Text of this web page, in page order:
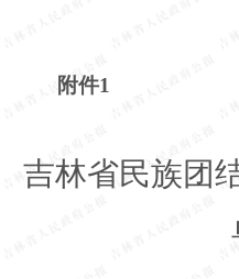
附件1
吉林省民族团